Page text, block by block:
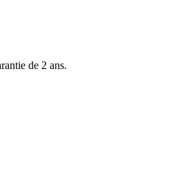
de 2 ans.